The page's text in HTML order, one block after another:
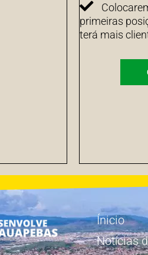
primeiras
terá mais
Ínicio
Notícias